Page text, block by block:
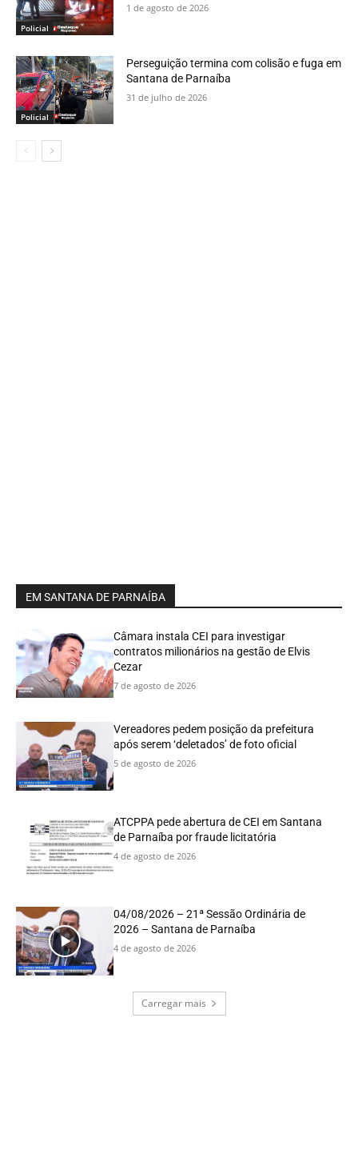
Policial
1 de agosto de 2026
Policial
Perseguição termina com colisão e fuga em
Santana de Parnaíba
31 de julho de 2026
EM SANTANA DE PARNAÍBA
Câmara instala CEI para investigar
contratos milionários na gestão de Elvis
Cezar
7 de agosto de 2026
Vereadores pedem posição da prefeitura
após serem ‘deletados’ de foto oficial
5 de agosto de 2026
ATCPPA pede abertura de CEI em Santana
de Parnaíba por fraude licitatória
4 de agosto de 2026
04/08/2026 – 21ª Sessão Ordinária de
2026 – Santana de Parnaíba
4 de agosto de 2026
Carregar mais